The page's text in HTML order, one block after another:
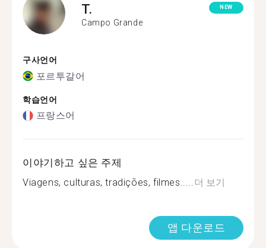
T.
Campo Grande
NEW
구사언어
포르투갈어
학습언어
프랑스어
이야기하고 싶은 주제
Viagens, culturas, tradições, filmes.....더 보기
앱 다운로드